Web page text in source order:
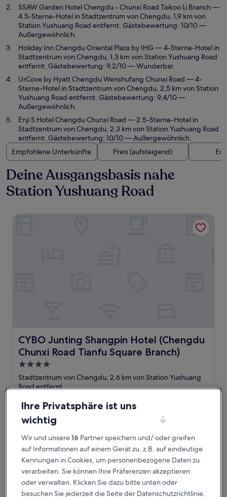
SSAW Garden Hotel Chengdu - Chunxi Road Taikoo Li Branch—
4.5-Sterne-Hotel in Stadtzentrum von Chengdu, 1,9 km von
Station Yushuang Road entfernt. Gästebewertung: 10/10 —
Außergewöhnlich.
Holiday Inn Chengdu Oriental Plaza by IHG— 4-Sterne-Hotel in
Stadtzentrum von Chengdu, 1,3 km von Station Yushuang Road
entfernt. Gästebewertung: 9,2/10 — Wunderbar.
UrCove by Hyatt Chengdu Wenshufang Chunxi Road — 4-
Sterne-Hotel in Stadtzentrum von Chengdu, 2,5 km von Station
Yushuang Road entfernt. Gästebewertung: 9,4/10 —
Außergewöhnlich.
Enji S Hotel Chengdu Chunxi Road — 2.5-Sterne-Hotel in
Stadtzentrum von Chengdu, 2,3 km von Station Yushuang Road
entfernt. Gästebewertung: 10/10 — Außergewöhnlich.
Empfohlene Unterkünfte
Preis (aufsteigend)
Deine Ausgangsbasis nahe
Station Yushuang Road
CYBO Junting Shangpin Hotel (Chengdu
Chunxi Road Tianfu Square Branch)
CYBO Junting Shangpin Hotel (Chengdu Chunxi Road
4.0-
Sterne-
Unterkunft
Stadtzentrum von Chengdu, 2,6 km von Station Yushuang
Road entfernt
von
Außergewöhnlich,
(11
Bewertungen)
45 €
inkl. Steuern & Gebühren
CYBO Junting Shangpin Hotel (Chengdu Chunxi Road
SSAW Garden Hotel Chengdu - Chunxi Road Taikoo Li
Ihre Privatsphäre ist uns
wichtig
Wir und unsere16 Partner speichern und/ oder greifen
auf Informationen auf einem Gerät zu, z.B. auf eindeutige
Kennungen in Cookies, um personenbezogene Daten zu
verarbeiten. Sie können Ihre Präferenzen akzeptieren
oder verwalten. Klicken Sie dazu bitte unten oder
besuchen Sie jederzeit die Seite der Datenschutzrichtlinie.